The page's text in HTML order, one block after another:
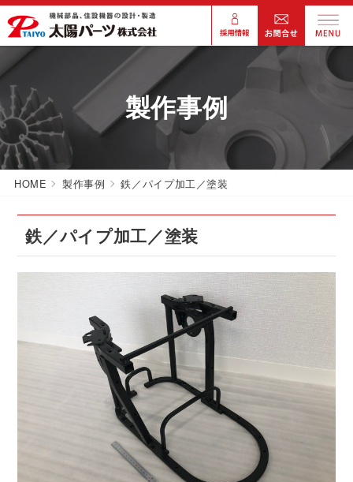
製作事例
HOME 製作事例 鉄／パイプ加工／塗装
鉄／パイプ加工／塗装